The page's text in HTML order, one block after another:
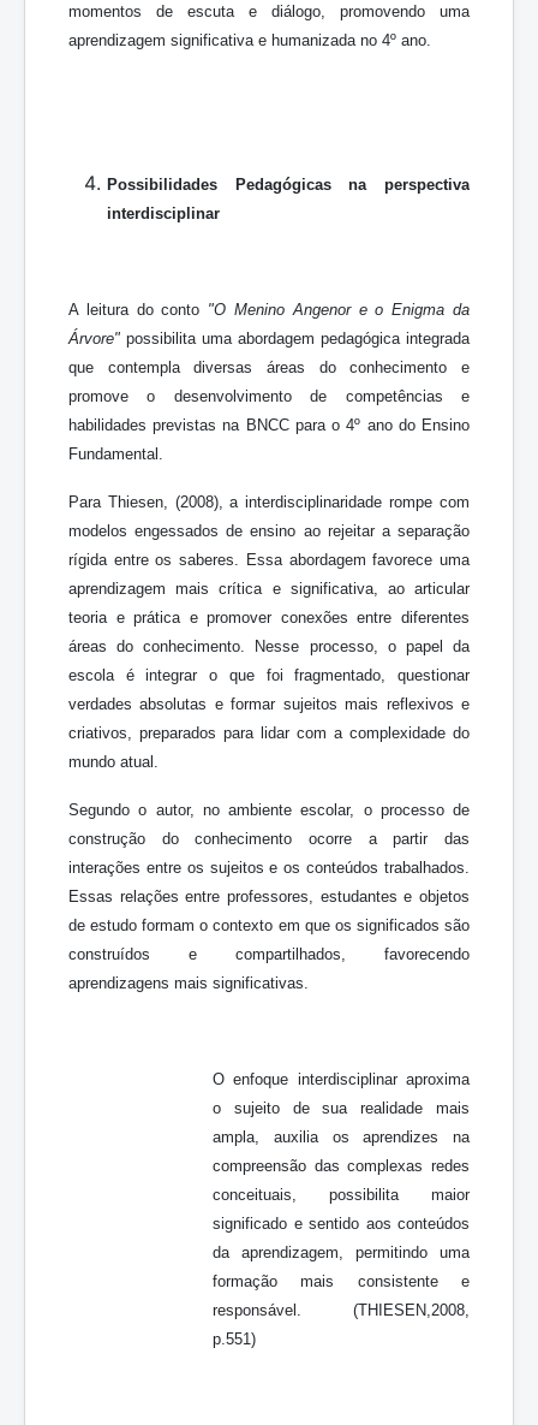
momentos de escuta e diálogo, promovendo uma
aprendizagem significativa e humanizada no 4º ano.
Possibilidades Pedagógicas na perspectiva
interdisciplinar
A leitura do conto "O Menino Angenor e o Enigma da
Árvore" possibilita uma abordagem pedagógica integrada
que contempla diversas áreas do conhecimento e
promove o desenvolvimento de competências e
habilidades previstas na BNCC para o 4º ano do Ensino
Fundamental.
Para Thiesen, (2008), a interdisciplinaridade rompe com
modelos engessados de ensino ao rejeitar a separação
rígida entre os saberes. Essa abordagem favorece uma
aprendizagem mais crítica e significativa, ao articular
teoria e prática e promover conexões entre diferentes
áreas do conhecimento. Nesse processo, o papel da
escola é integrar o que foi fragmentado, questionar
verdades absolutas e formar sujeitos mais reflexivos e
criativos, preparados para lidar com a complexidade do
mundo atual.
Segundo o autor, no ambiente escolar, o processo de
construção do conhecimento ocorre a partir das
interações entre os sujeitos e os conteúdos trabalhados.
Essas relações entre professores, estudantes e objetos
de estudo formam o contexto em que os significados são
construídos e compartilhados, favorecendo
aprendizagens mais significativas.
O enfoque interdisciplinar aproxima
o sujeito de sua realidade mais
ampla, auxilia os aprendizes na
compreensão das complexas redes
conceituais, possibilita maior
significado e sentido aos conteúdos
da aprendizagem, permitindo uma
formação mais consistente e
responsável. (THIESEN,2008,
p.551)